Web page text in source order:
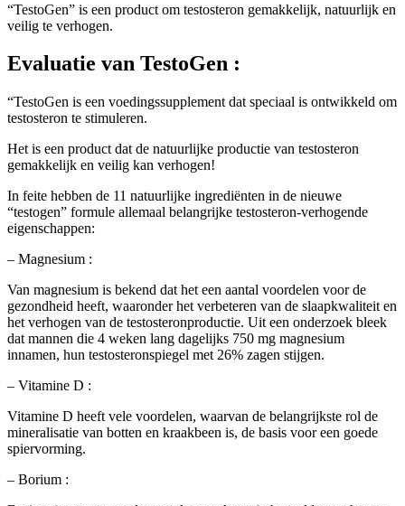
“TestoGen” is een product om testosteron gemakkelijk, natuurlijk en
veilig te verhogen.
Evaluatie van TestoGen :
“TestoGen is een voedingssupplement dat speciaal is ontwikkeld om
testosteron te stimuleren.
Het is een product dat de natuurlijke productie van testosteron
gemakkelijk en veilig kan verhogen!
In feite hebben de 11 natuurlijke ingrediënten in de nieuwe
“testogen” formule allemaal belangrijke testosteron-verhogende
eigenschappen:
– Magnesium :
Van magnesium is bekend dat het een aantal voordelen voor de
gezondheid heeft, waaronder het verbeteren van de slaapkwaliteit en
het verhogen van de testosteronproductie. Uit een onderzoek bleek
dat mannen die 4 weken lang dagelijks 750 mg magnesium
innamen, hun testosteronspiegel met 26% zagen stijgen.
– Vitamine D :
Vitamine D heeft vele voordelen, waarvan de belangrijkste rol de
mineralisatie van botten en kraakbeen is, de basis voor een goede
spiervorming.
– Borium :